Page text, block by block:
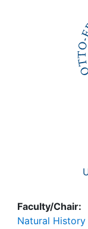
Faculty/Chair:
Natural History